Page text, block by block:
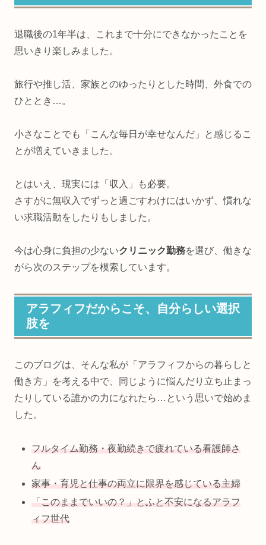
退職後の1年半は、これまで十分にできなかったことを
思いきり楽しみました。
旅行や推し活、家族とのゆったりとした時間、外食での
ひととき…。
小さなことでも「こんな毎日が幸せなんだ」と感じるこ
とが増えていきました。
とはいえ、現実には「収入」も必要。
さすがに無収入でずっと過ごすわけにはいかず、慣れな
い求職活動をしたりもしました。
今は心身に負担の少ないクリニック勤務を選び、働きな
がら次のステップを模索しています。
アラフィフだからこそ、自分らしい選択
肢を
このブログは、そんな私が「アラフィフからの暮らしと
働き方」を考える中で、同じように悩んだり立ち止まっ
たりしている誰かの力になれたら…という思いで始めま
した。
フルタイム勤務・夜勤続きで疲れている看護師さ
ん
家事・育児と仕事の両立に限界を感じている主婦
「このままでいいの？」とふと不安になるアラフ
ィフ世代